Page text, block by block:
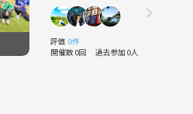
評価 0件
開催数 0回 過去参加 0人